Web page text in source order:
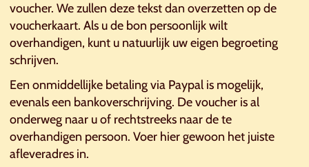
voucher. We zullen deze tekst dan overzetten op de
voucherkaart. Als u de bon persoonlijk wilt
overhandigen, kunt u natuurlijk uw eigen begroeting
schrijven.
Een onmiddellijke betaling via Paypal is mogelijk,
evenals een bankoverschrijving. De voucher is al
onderweg naar u of rechtstreeks naar de te
overhandigen persoon. Voer hier gewoon het juiste
afleveradres in.